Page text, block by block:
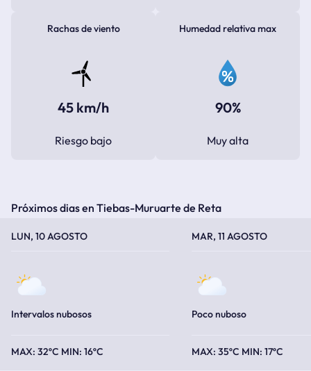
Rachas de viento
45 km/h
Riesgo bajo
Humedad relativa max
90%
Muy alta
Próximos dias en Tiebas-Muruarte de Reta
LUN, 10 AGOSTO
Intervalos nubosos
32ºC 16ºC
MAR, 11 AGOSTO
Poco nuboso
35ºC 17ºC